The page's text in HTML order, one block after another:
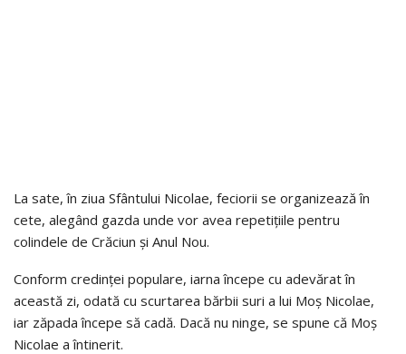
La sate, în ziua Sfântului Nicolae, feciorii se organizează în
cete, alegând gazda unde vor avea repetițiile pentru
colindele de Crăciun și Anul Nou.
Conform credinței populare, iarna începe cu adevărat în
această zi, odată cu scurtarea bărbii suri a lui Moș Nicolae,
iar zăpada începe să cadă. Dacă nu ninge, se spune că Moș
Nicolae a întinerit.